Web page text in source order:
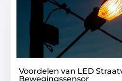
Voordelen van LED
Bewegingssensor